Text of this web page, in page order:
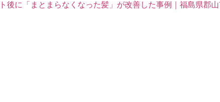
後に「まとまらなくなった髪」が改善した事例｜福島県郡